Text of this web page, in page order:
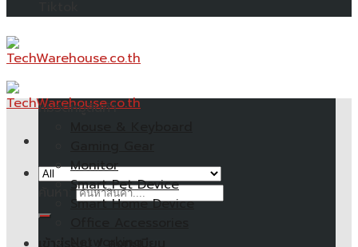
หมวดหมู่สินค้า
Monitor
Smart Pet Device
Smart Home Device